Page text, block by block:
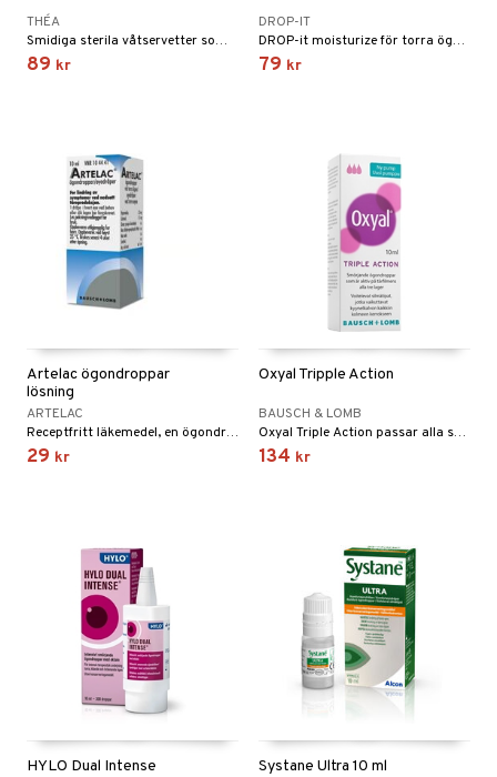
THÉA
Smidiga sterila våtservetter som effektivt rengör ögonlock, ögonfransar och den känsliga huden runt ögat utan att irritera, till exempel vid inflammation, torra ögon, vaglar, allergi eller infektioner med kladdiga ögon samt innan och efter ögonoperation.
89 kr
DROP-IT
DROP-it moisturize för torra ögon är återfuktande, smörjande och fuktgivande lösning med aloe vera och natriumhyaluronat.
79 kr
Artelac ögondroppar
lösning
ARTELAC
Receptfritt läkemedel, en ögondroppe som lindrar symtom vid torra ögon, samt smörjer och fuktar ögat.
29 kr
Oxyal Tripple Action
BAUSCH & LOMB
Oxyal Triple Action passar alla som lider av olika symtom på torra ögon så som trötta, stressade, grusiga, brännande och/eller rinnande ögon.
134 kr
HYLO Dual Intense Systane Ultra 10 ml